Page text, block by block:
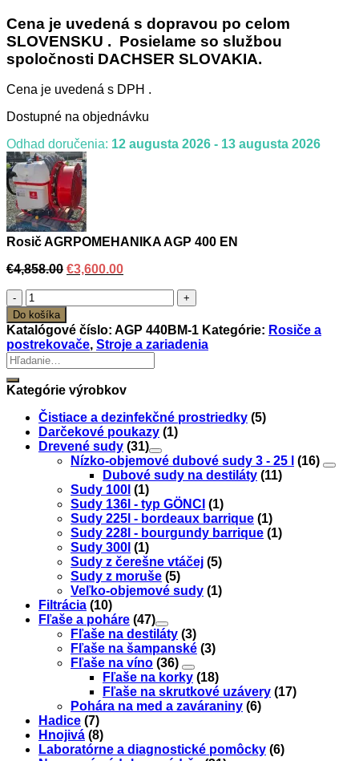
Cena je uvedená s dopravou po celom
SLOVENSKU . Posielame so službou
spoločnosti DACHSER SLOVAKIA.
Cena je uvedená s DPH .
Dostupné na objednávku
Odhad doručenia: 12 augusta 2026 - 13 augusta 2026
Rosič AGRPOMEHANIKA AGP 400 EN
€4,858.00 Original
€4,858.00.
€3,600.00Current
množstvo
Rosič
AGRPOMEHANIKA
AGP
400
EN
Do košíka
Katalógové číslo: AGP 440BM-1 Kategórie: Rosiče a
postrekovače, Stroje a zariadenia
Hľadať:
Kategórie výrobkov
Čistiace a dezinfekčné prostriedky (5)
Darčekové poukazy (1)
Drevené sudy (31)
Nízko-objemové dubové sudy 3 - 25 l
(16)
Dubové sudy na destiláty (11)
Sudy 100l (1)
Sudy 136l - typ GÖNCI (1)
Sudy 225l - bordeaux barrique (1)
Sudy 228l - bourgundy barrique (1)
Sudy 300l (1)
Sudy z čerešne vtáčej (5)
Sudy z moruše (5)
Veľko-objemové sudy (1)
Filtrácia (10)
Fľaše a poháre (47)
Fľaše na destiláty (3)
Fľaše na šampanské (3)
Fľaše na víno (36)
Fľaše na korky (18)
Fľaše na skrutkové uzávery (17)
Pohára na med a zaváraniny (6)
Hadice (7)
Hnojivá (8)
Laboratórne a diagnostické pomôcky (6)